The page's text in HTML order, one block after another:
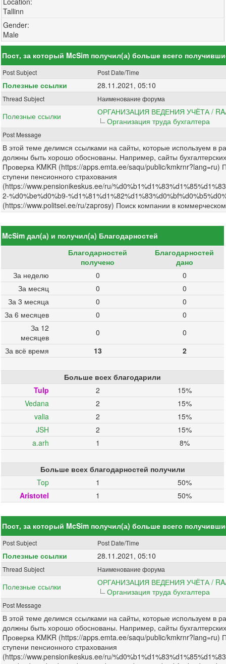
Tallinn
Gender:
Male
Пост, за который McSim получил(а) больше всего
Post Subject Post Date/Time
Полезные ссылки 28.11.2021, 05:10
Thread Subject Наименование форума
Полезные ссылки
ОРГАНИЗАЦИЯ ВЕДЕНИЯ УЧЁТА /
Организация труда бухгалтера
Post Message
В этой теме делимся ссылками на сайты, которые используем в
должны быть хорошо обоснованы. Например, сайты
Проверка KMKR (https://apps.emta.ee/saqu/public/
ступени пенсионного страхования
(https://www.pensionikeskus.ee/ru/
2-%d0%be%d0%b9-
(https://www.politsei.ee/ru/zaprosy) Поиск компании в
McSim дал(а) и получил(а) Благодарностей
Благодарностей
получено
Благодарностей
дано
За неделю
0
0
За месяц
0
0
За 3 месяца
0
0
За 6 месяцев
0
0
За 12
месяцев
0
0
За всё время
13 2
Больше всех благодарили
Tulp
2
15%
Vedana
2
15%
valia
2
15%
JSH
2
15%
a.arh
1 8%
Больше всех благодарностей получили
Top
1
50%
Aristotel
1 50%
Пост, за который McSim получил(а) больше всего
Post Subject Post Date/Time
Полезные ссылки 28.11.2021, 05:10
Thread Subject Наименование форума
Полезные ссылки
ОРГАНИЗАЦИЯ ВЕДЕНИЯ УЧЁТА /
Организация труда бухгалтера
Post Message
В этой теме делимся ссылками на сайты, которые используем в
должны быть хорошо обоснованы. Например, сайты
Проверка KMKR (https://apps.emta.ee/saqu/public/
ступени пенсионного страхования
(https://www.pensionikeskus.ee/ru/